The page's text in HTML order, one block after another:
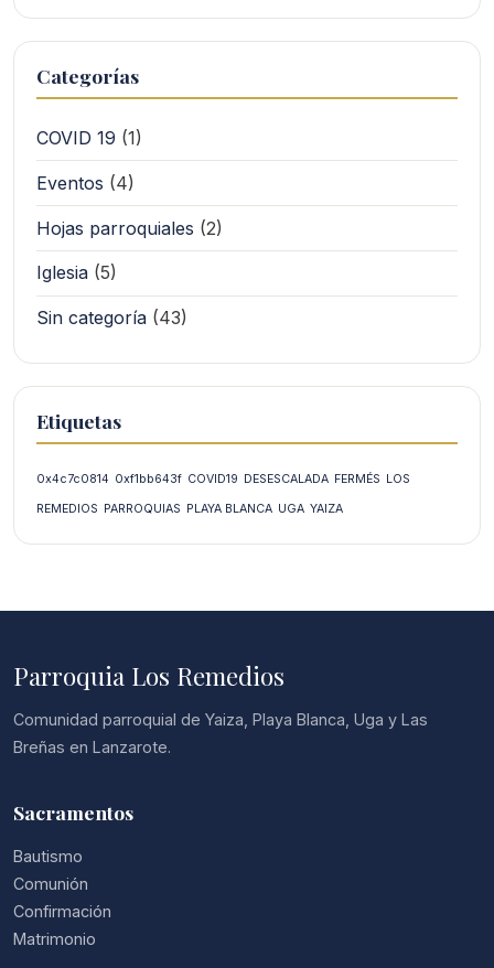
Categorías
COVID 19 (1)
Eventos (4)
Hojas parroquiales (2)
Iglesia (5)
Sin categoría (43)
Etiquetas
0x4c7c0814 0xf1bb643f COVID19 DESESCALADA FERMÉS LOS
REMEDIOS PARROQUIAS PLAYA BLANCA UGA YAIZA
Parroquia Los Remedios
Comunidad parroquial de Yaiza, Playa Blanca, Uga y Las
Breñas en Lanzarote.
Sacramentos
Bautismo
Comunión
Confirmación
Matrimonio